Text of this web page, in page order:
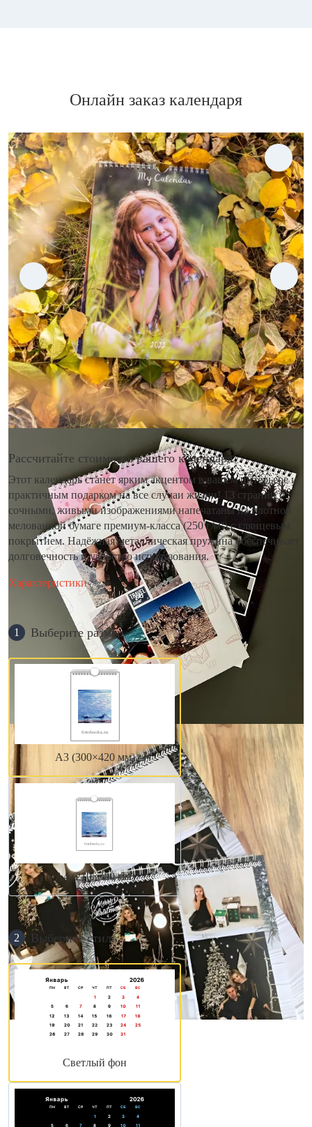
Онлайн заказ календаря
Рассчитайте стоимость вашего календаря
Этот календарь станет ярким акцентом в вашем интерьере и
практичным подарком на все случаи жизни! 13 страниц с
сочными, живыми изображениями напечатаны на плотной
мелованной бумаге премиум-класса (250 г/м²) с глянцевым
покрытием. Надёжная металлическая пружина обеспечивает
долговечность и удобство использования.
Характеристики
1 Выберите размер
А3 (300×420 мм)
А4 (210×300 мм)
2 Выберите стиль
Светлый фон